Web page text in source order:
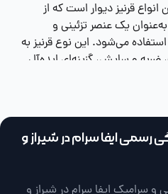
قرنیز دیوار است که از
یک عنصر تزئینی و
می‌شود. این نوع قرنیز به
ضربه و سایش، گزینه‌ای ایده‌آل
آشپزخانه و سرویس بهداشتی
طرح چوب تولید می‌شود.
است؟
رسمی ایفا سرام در شیراز و
سرامیک ایفا سرام در شیراز و